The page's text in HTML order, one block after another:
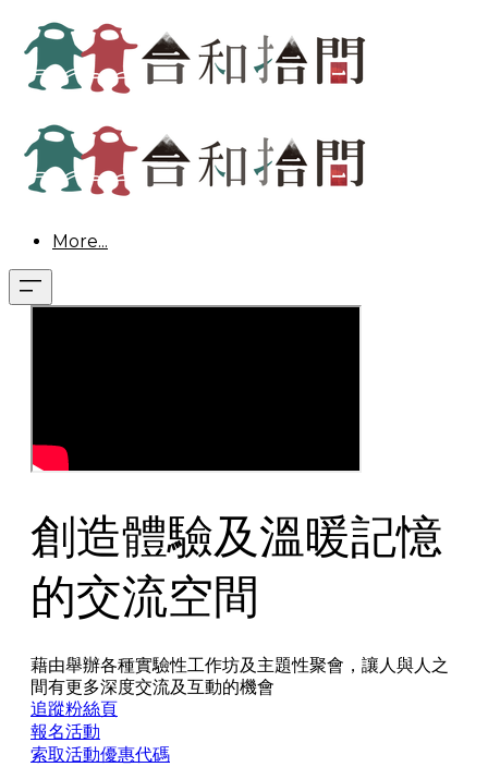
More...
創造體驗及溫暖記憶
的交流空間
藉由舉辦各種實驗性工作坊及主題性聚會，讓人與人之
間有更多深度交流及互動的機會
追蹤粉絲頁
報名活動
索取活動優惠代碼